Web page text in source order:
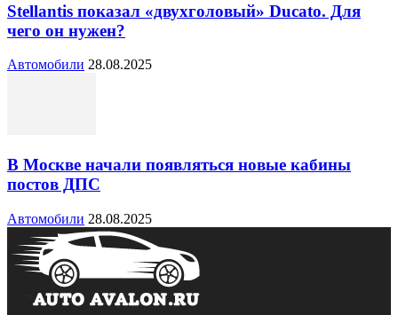
Stellantis показал «двухголовый» Ducato. Для
чего он нужен?
Автомобили 28.08.2025
В Москве начали появляться новые кабины
постов ДПС
Автомобили 28.08.2025